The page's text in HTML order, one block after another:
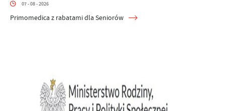
07 - 08 - 2026
Primomedica z rabatami dla Seniorów